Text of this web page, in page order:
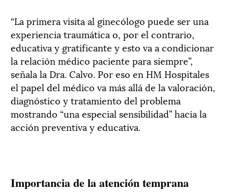
“La primera visita al ginecólogo puede ser una
experiencia traumática o, por el contrario,
educativa y gratificante y esto va a condicionar
la relación médico paciente para siempre”,
señala la Dra. Calvo. Por eso en HM Hospitales
el papel del médico va más allá de la valoración,
diagnóstico y tratamiento del problema
mostrando “una especial sensibilidad” hacia la
acción preventiva y educativa.
Importancia de la atención temprana